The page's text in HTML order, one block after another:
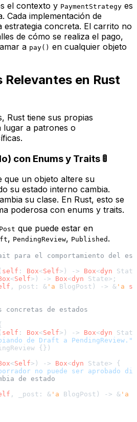
el contexto y PaymentStrategy es
. Cada implementación de
estrategia concreta. El carrito no
de cómo se realiza el pago,
a pay() en cualquier objeto
Relevantes en Rust
Rust tiene sus propias
lugar a patrones o
con Enums y Traits 🚦
que un objeto altere su
su estado interno cambia.
su clase. En Rust, esto se
poderosa con enums y traits.
que puede estar en
, PendingReview, Published .
para el comportamiento del
( self : Box<Self>) -> Box<dyn
<Self>) -> Box<dyn State>;
, post: & 'a BlogPost) -> & 'a
concretas de estados
( self : Box<Self>) -> Box<dyn
de Draft a PendingReview."
{})
<Self>) -> Box<dyn State> {
no puede ser aprobado
de estado
, _post: & 'a BlogPost) -> & 'a